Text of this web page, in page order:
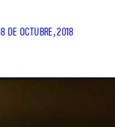
DE OCTUBRE, 2018